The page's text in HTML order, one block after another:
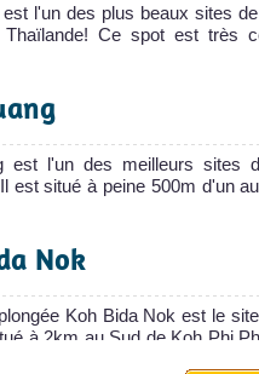
l'un des plus beaux sites
Thaïlande! Ce spot est très
est l'un des meilleurs sites
est situé à peine 500m d'un
Nok
Koh Bida Nok est le
à 2km au Sud de Koh Phi